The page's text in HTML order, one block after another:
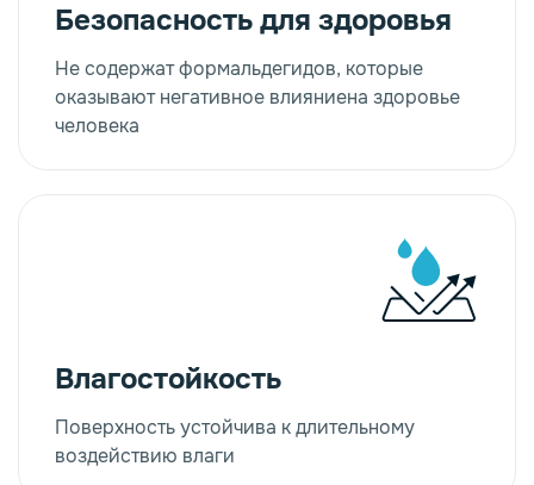
Безопасность для здоровья
Не содержат формальдегидов, которые
оказывают негативное влияниена здоровье
человека
Влагостойкость
Поверхность устойчива к длительному
воздействию влаги